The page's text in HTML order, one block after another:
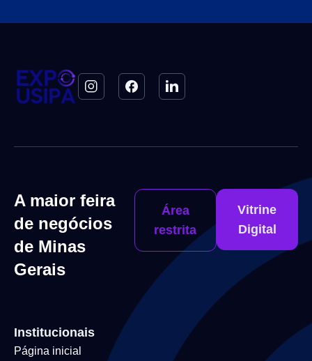
A maior feira
de negócios
de Minas
Gerais
Área
restrita
Vitrine
Digital
Institucionais
Página inicial